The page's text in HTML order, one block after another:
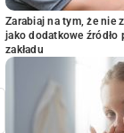
Zarabiaj na tym, że nie
jako dodatkowe
zakładu